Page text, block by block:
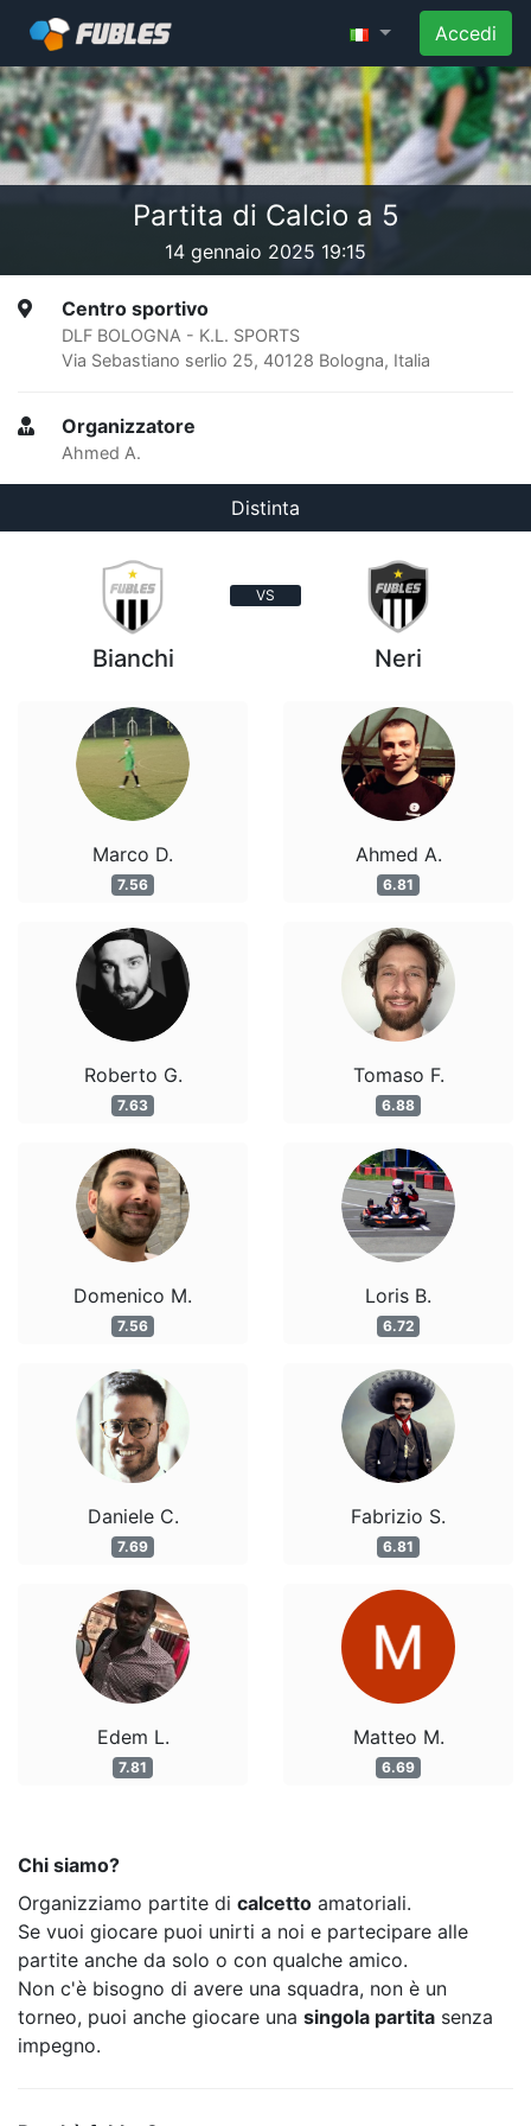
Accedi
Partita di Calcio a 5
14 gennaio 2025 19:15
Centro sportivo
DLF BOLOGNA - K.L. SPORTS
Via Sebastiano serlio 25, 40128 Bologna, Italia
Organizzatore
Ahmed A.
Distinta
VS
Bianchi
Marco D.
7.56
Roberto G.
7.63
Domenico M.
7.56
Daniele C.
7.69
Edem L.
7.81
Neri
Ahmed A.
6.81
Tomaso F.
6.88
Loris B.
6.72
Fabrizio S.
6.81
Matteo M.
6.69
Chi siamo?
Organizziamo partite di calcetto amatoriali.
Se vuoi giocare puoi unirti a noi e partecipare alle
partite anche da solo o con qualche amico.
Non c'è bisogno di avere una squadra, non è un
torneo, puoi anche giocare una singola partita senza
impegno.